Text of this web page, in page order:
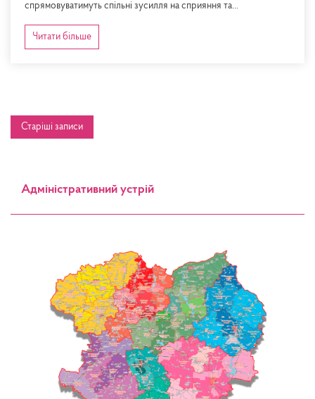
спрямовуватимуть спільні зусилля на сприяння та...
Читати більше
записів
Старіші записи
Адміністративний устрій